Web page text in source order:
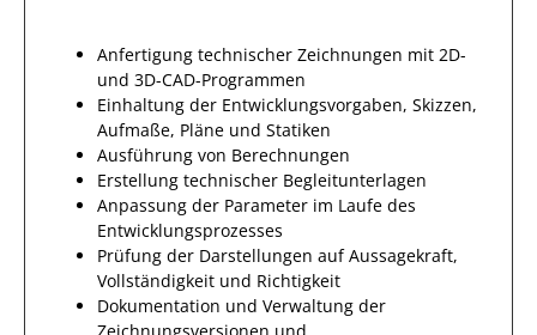
Anfertigung technischer Zeichnungen mit 2D-
und 3D-CAD-Programmen
Einhaltung der Entwicklungsvorgaben, Skizzen,
Aufmaße, Pläne und Statiken
Ausführung von Berechnungen
Erstellung technischer Begleitunterlagen
Anpassung der Parameter im Laufe des
Entwicklungsprozesses
Prüfung der Darstellungen auf Aussagekraft,
Vollständigkeit und Richtigkeit
Dokumentation und Verwaltung der